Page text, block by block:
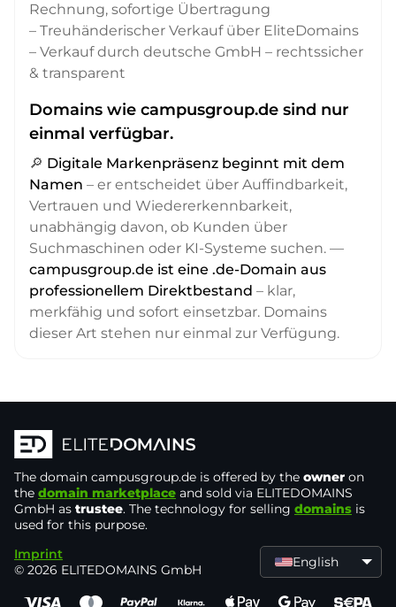
Rechnung, sofortige Übertragung
– Treuhänderischer Verkauf über EliteDomains
– Verkauf durch deutsche GmbH – rechtssicher
& transparent
Domains wie campusgroup.de sind nur
einmal verfügbar.
🔎 Digitale Markenpräsenz beginnt mit dem
Namen – er entscheidet über Auffindbarkeit,
Vertrauen und Wiedererkennbarkeit,
unabhängig davon, ob Kunden über
Suchmaschinen oder KI-Systeme suchen. —
campusgroup.de ist eine .de-Domain aus
professionellem Direktbestand – klar,
merkfähig und sofort einsetzbar. Domains
dieser Art stehen nur einmal zur Verfügung.
The domain campusgroup.de is offered by the owner on
the domain marketplace and sold via ELITEDOMAINS
GmbH as trustee. The technology for selling domains is
used for this purpose.
Imprint
© 2026 ELITEDOMAINS GmbH
English